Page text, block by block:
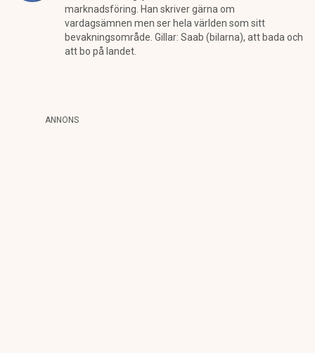
marknadsföring. Han skriver gärna om
vardagsämnen men ser hela världen som sitt
bevakningsområde. Gillar: Saab (bilarna), att bada och
att bo på landet.
ANNONS